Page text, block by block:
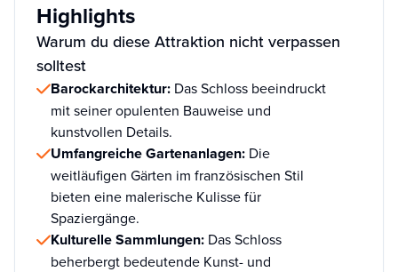
Highlights
Warum du diese Attraktion nicht verpassen
solltest
Barockarchitektur: Das Schloss beeindruckt
mit seiner opulenten Bauweise und
kunstvollen Details.
Umfangreiche Gartenanlagen: Die
weitläufigen Gärten im französischen Stil
bieten eine malerische Kulisse für
Spaziergänge.
Kulturelle Sammlungen: Das Schloss
beherbergt bedeutende Kunst- und